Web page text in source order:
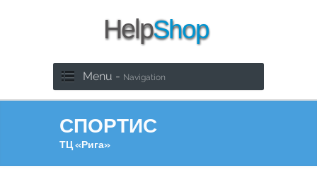
Menu - Navigation
СПОРТИС
ТЦ «Рига»